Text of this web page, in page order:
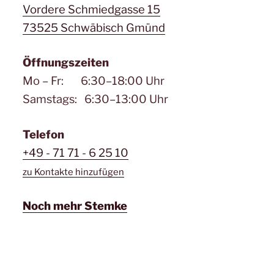
Vordere Schmiedgasse 15
73525 Schwäbisch Gmünd
Öffnungszeiten
Mo – Fr: 6:30–18:00 Uhr
Samstags: 6:30–13:00 Uhr
Telefon
+49 - 71 71 - 6 25 10
zu Kontakte hinzufügen
Noch mehr Stemke